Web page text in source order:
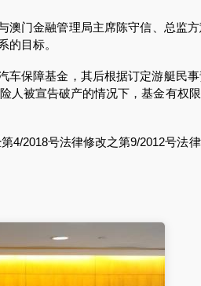
门金融管理局主席陈守信、总监
的目标。
保障基金，其后根据订定游艇民
被宣告破产的情况下，基金有权
2018号法律修改之第9/2012号法